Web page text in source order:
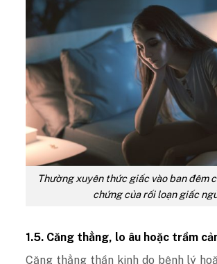
Thường xuyên thức giấc vào ban đêm
chứng của rối loạn giấc
1.5. Căng thẳng, lo âu hoặc trầm
Căng thẳng thần kinh do bệnh lý